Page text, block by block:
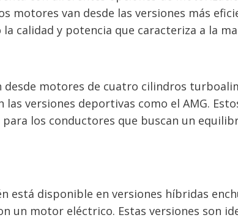
motores van desde las versiones más
calidad y potencia que caracteriza a la
desde motores de cuatro cilindros
versiones deportivas como el AMG.
los conductores que buscan un
está disponible en versiones híbridas
un motor eléctrico. Estas versiones son